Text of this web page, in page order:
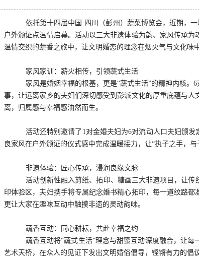
依托第十四届中国 ·四川（彭州）蔬菜博览会，近期，
户外颁证点温情启幕。活动以三大非遗体验为韵、家风传承
温情交织的蔬香之旅中，让文明婚恋的理念在烟火气与文化味
家风家训：薪火相传，引领蔬式生活
家风是婚姻幸福的根基，更是“蔬式生活”的精神内核。
事，让远离家乡的夫妇们深切感受到彭派文化的厚重底蕴与
离，归属感与幸福感油然而生。
活动还特别邀请了 1对金婚夫妇为6对流动人口夫妇颁
良家风在户外颁证的仪式感中完成温暖接力，让“执子之手，与
非遗体验：匠心传承，浸润良缘文脉
活动创新性融入剪纸、拓印、糖画三大非遗项目，让
印体验区，夫妇携手将专属纪念婚书精心拓印，每一道纹路
更让大家在趣味互动中触摸非遗的灵动韵味。
蔬香互动：同心耕耘，共赴幸福之约
蔬香互动将“蔬式生活”理念与甜蜜互动深度融合，让
艺术天桥，在众人的见证下发出文明婚俗倡导，铿锵有力的倡